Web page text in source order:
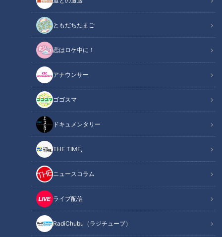
ともだちたまご
恋はロケ中に！
アナウンサー
ゴゴスマ
ドキュメンタリー
THE TIME,
ニュースコラム
ライブ配信
RadiChubu（ラジチューブ）
プテンに就任した髙橋宏斗投手でした。聞き手は三浦優奈で
関連リンク この記事をradiko（ラジコ）で聴く
ファン必聴のスピーチ
藤嶋健人投手のスピーチ
昨年の悔しさをバネに
髙橋宏斗投手のスピーチ
若手の底上げを目指す
見守る監督の姿
オススメ関連コンテンツ
ファン必聴のスピーチ